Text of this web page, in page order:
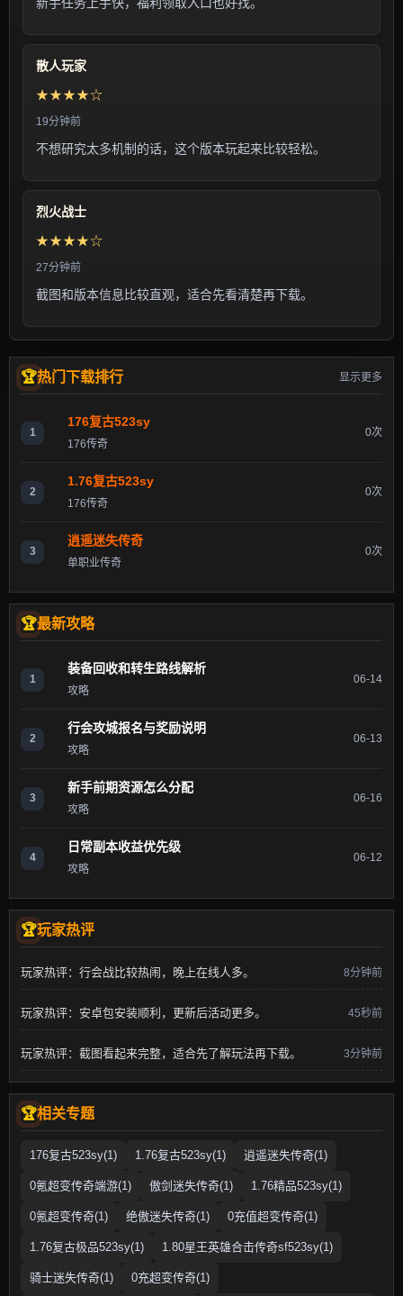
散人玩家
★★★★☆
19分钟前
不想研究太多机制的话，这个版本玩起来比较轻松。
烈火战士
★★★★☆
27分钟前
截图和版本信息比较直观，适合先看清楚再下载。
热门下载排行 显示更多
1
176复古523sy
176传奇
0次
2
1.76复古523sy
176传奇
0次
3
逍遥迷失传奇
单职业传奇
0次
最新攻略
1
装备回收和转生路线解析
攻略
06-14
2
行会攻城报名与奖励说明
攻略
06-13
3
新手前期资源怎么分配
攻略
06-16
4
日常副本收益优先级
攻略
06-12
玩家热评
玩家热评：行会战比较热闹，晚上在线人多。 8分钟前
玩家热评：安卓包安装顺利，更新后活动更多。 45秒前
玩家热评：截图看起来完整，适合先了解玩法再下载。 3分钟前
相关专题
176复古523sy(1) 1.76复古523sy(1) 逍遥迷失传奇(1)
0氪超变传奇端游(1) 傲剑迷失传奇(1) 1.76精品523sy(1)
0氪超变传奇(1) 绝傲迷失传奇(1) 0充值超变传奇(1)
1.76复古极品523sy(1) 1.80星王英雄合击传奇sf523sy(1)
骑士迷失传奇(1) 0充超变传奇(1)